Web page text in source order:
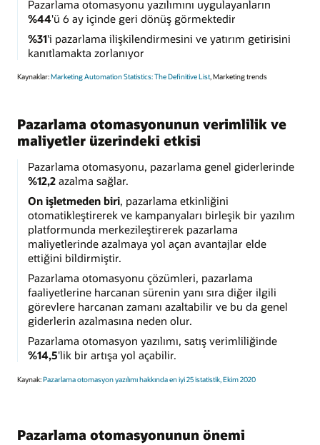
Pazarlama otomasyonu yazılımını uygulayanların
%44'ü 6 ay içinde geri dönüş görmektedir
%31'i pazarlama ilişkilendirmesini ve yatırım getirisini
kanıtlamakta zorlanıyor
Kaynaklar:Marketing Automation Statistics: The Definitive List, Marketing trends
Pazarlama otomasyonunun verimlilik ve
maliyetler üzerindeki etkisi
Pazarlama otomasyonu, pazarlama genel giderlerinde
%12,2azalma sağlar.
On işletmeden biri, pazarlama etkinliğini
otomatikleştirerek ve kampanyaları birleşik bir yazılım
platformunda merkezileştirerek pazarlama
maliyetlerinde azalmaya yol açan avantajlar elde
ettiğini bildirmiştir.
Pazarlama otomasyonu çözümleri, pazarlama
faaliyetlerine harcanan sürenin yanı sıra diğer ilgili
görevlere harcanan zamanı azaltabilir ve bu da genel
giderlerin azalmasına neden olur.
Pazarlama otomasyon yazılımı, satış verimliliğinde
%14,5'lik bir artışa yol açabilir.
Kaynak:Pazarlama otomasyon yazılımı hakkında en iyi 25 istatistik, Ekim 2020
Pazarlama otomasyonunun önemi